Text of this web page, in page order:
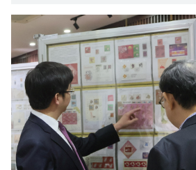
Vietnamese
BỘ KHOA HỌC VÀ
MINISTRY OF SCIENCE AND
Điều khoản sử dụng Theo dõi MST: